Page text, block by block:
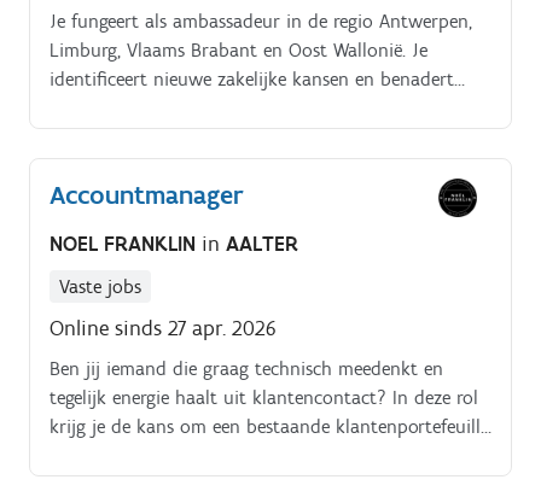
Je fungeert als ambassadeur in de regio Antwerpen,
Limburg, Vlaams Brabant en Oost Wallonië. Je
identificeert nieuwe zakelijke kansen en benadert
Accountmanager
NOEL FRANKLIN in AALTER
Vaste jobs
Online sinds 27 apr. 2026
Ben jij iemand die graag technisch meedenkt en
tegelijk energie haalt uit klantencontact? In deze rol
krijg je de kans om een bestaande klantenportefeuille
relatiebeheer en commerciële acties in de regio Noord